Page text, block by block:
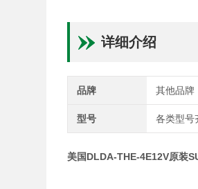
详细介绍
品牌 其他品牌
型号 各类型号
美国DLDA-THE-4E12V原装